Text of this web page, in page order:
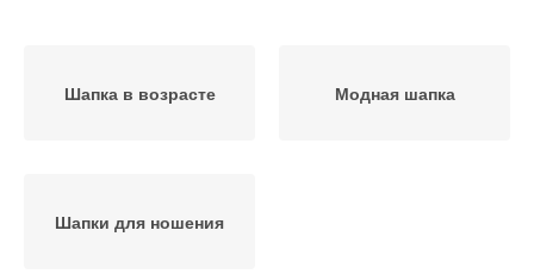
Шапка в возрасте Модная шапка
Шапки для ношения